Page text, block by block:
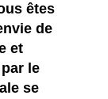
êtes
de
et
le
se